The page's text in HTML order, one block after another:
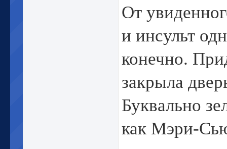
От
и инсульт
конечно.
закрыла
Буквально
как Мэри-